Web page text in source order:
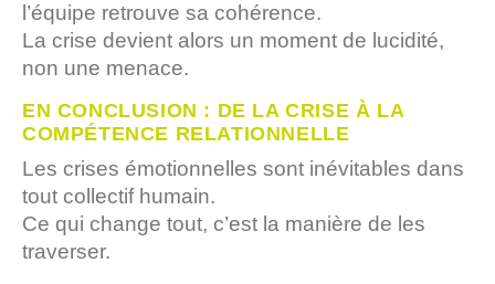
l’équipe retrouve sa cohérence.
La crise devient alors un moment de lucidité,
non une menace.
EN CONCLUSION : DE LA CRISE À LA
COMPÉTENCE RELATIONNELLE
Les crises émotionnelles sont inévitables dans
tout collectif humain.
Ce qui change tout, c’est la manière de les
traverser.